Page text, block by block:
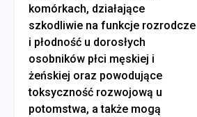
komórkach, działające
szkodliwie na funkcje rozrodcze
i płodność u dorosłych
osobników płci męskiej i
żeńskiej oraz powodujące
toksyczność rozwojową u
potomstwa, a także mogą